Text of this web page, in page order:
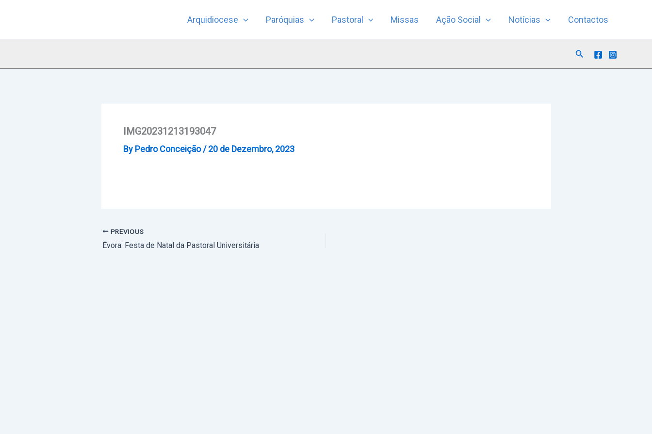
Arquidiocese Paróquias Pastoral Missas Ação Social Notícias Contactos
Search
IMG20231213193047
By Pedro Conceição/20 de Dezembro, 2023
PREVIOUS
Évora: Festa de Natal da Pastoral Universitária